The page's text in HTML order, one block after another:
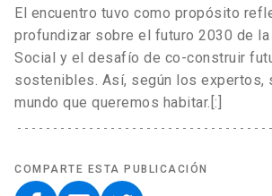
El encuentro tuvo como propósito
profundizar sobre el futuro 2030 de la
Social y el desafío de co-construir
sostenibles. Así, según los expertos,
mundo que queremos habitar.[:]
COMPARTE ESTA PUBLICACIÓN